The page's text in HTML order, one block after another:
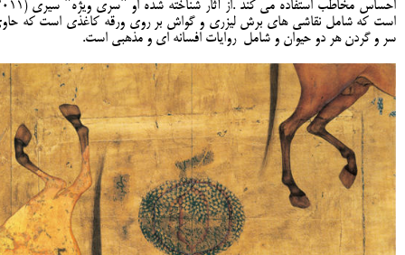
است که شامل نقاشی های برش لیزری و گواش بر روی ورقه کاغذی است که
سر و گردن هر دو حیوان و شامل روایات افسانه ای و مذهبی است.